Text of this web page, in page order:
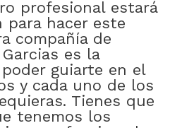
profesional estará
hacer este
compañía de
es la
guiarte en el
y cada uno de los
Tienes que
tenemos los